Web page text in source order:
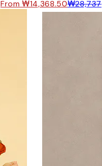
From ₩14,368.50₩28,737